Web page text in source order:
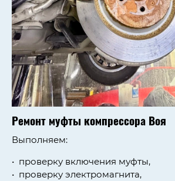
Ремонт муфты компрессора Воя
Выполняем:
проверку включения муфты,
проверку электромагнита,